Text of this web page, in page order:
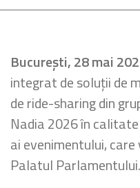
București, 28 mai
integrat de soluții de
de ride-sharing din
Nadia 2026 în
ai evenimentului,
Palatul Parlamentului.